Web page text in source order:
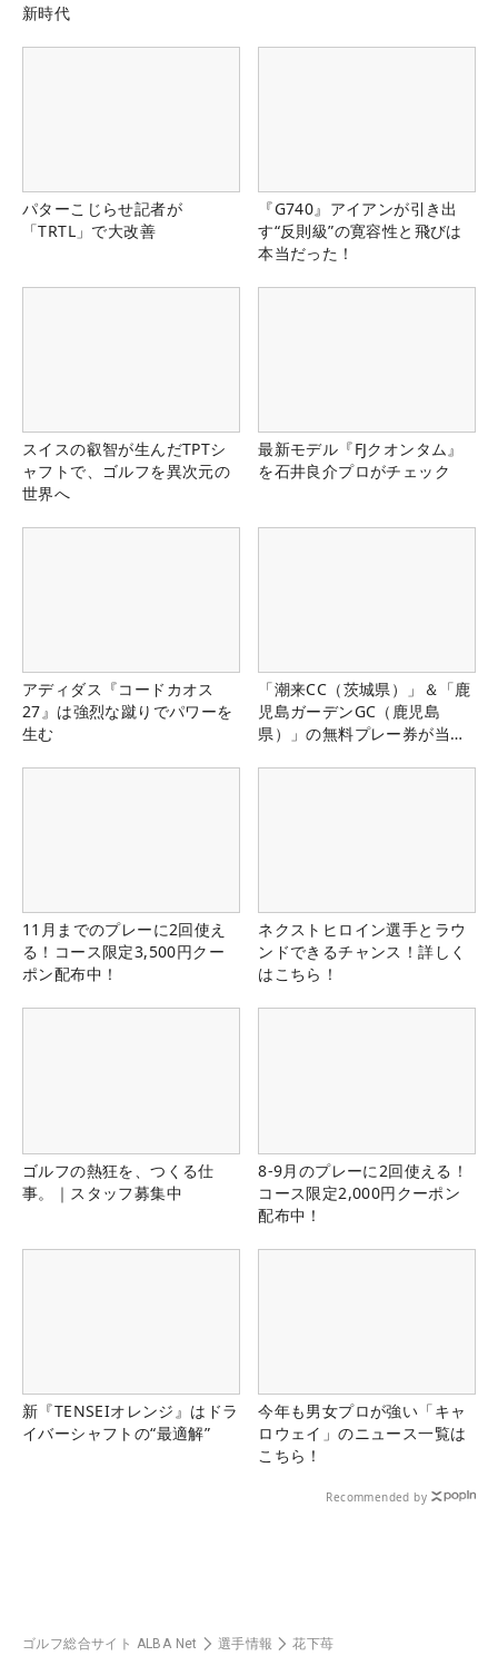
新時代
パターこじらせ記者が
「TRTL」で大改善
『G740』アイアンが引き出
す“反則級”の寛容性と飛びは
本当だった！
スイスの叡智が生んだTPTシ
ャフトで、ゴルフを異次元の
世界へ
最新モデル『FJクオンタム』
を石井良介プロがチェック
アディダス『コードカオス
27』は強烈な蹴りでパワーを
生む
「潮来CC（茨城県）」＆「鹿
児島ガーデンGC（鹿児島
県）」の無料プレー券が当た
11月までのプレーに2回使え
る！コース限定3,500円クー
ポン配布中！
ネクストヒロイン選手とラウ
ンドできるチャンス！詳しく
はこちら！
ゴルフの熱狂を、つくる仕
事。｜スタッフ募集中
8-9月のプレーに2回使える！
コース限定2,000円クーポン
配布中！
新『TENSEIオレンジ』はドラ
イバーシャフトの“最適解”
今年も男女プロが強い「キャ
ロウェイ」のニュース一覧は
こちら！
Recommended by
ゴルフ総合サイト ALBA Net 選手情報 花下苺